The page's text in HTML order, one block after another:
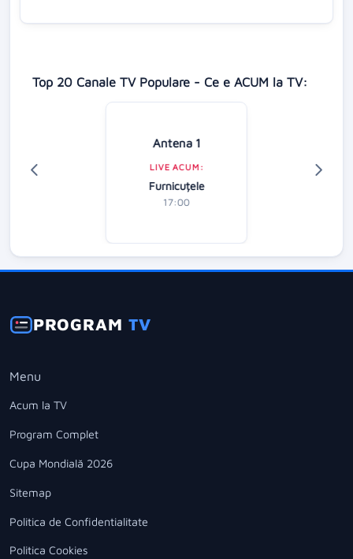
Top 20 Canale TV Populare - Ce e ACUM la TV:
Antena 1
LIVE ACUM:
Furnicuțele
17:00
PROGRAMTV
Menu
Acum la TV
Program Complet
Cupa Mondială 2026
Sitemap
Politica de Confidentialitate
Politica Cookies